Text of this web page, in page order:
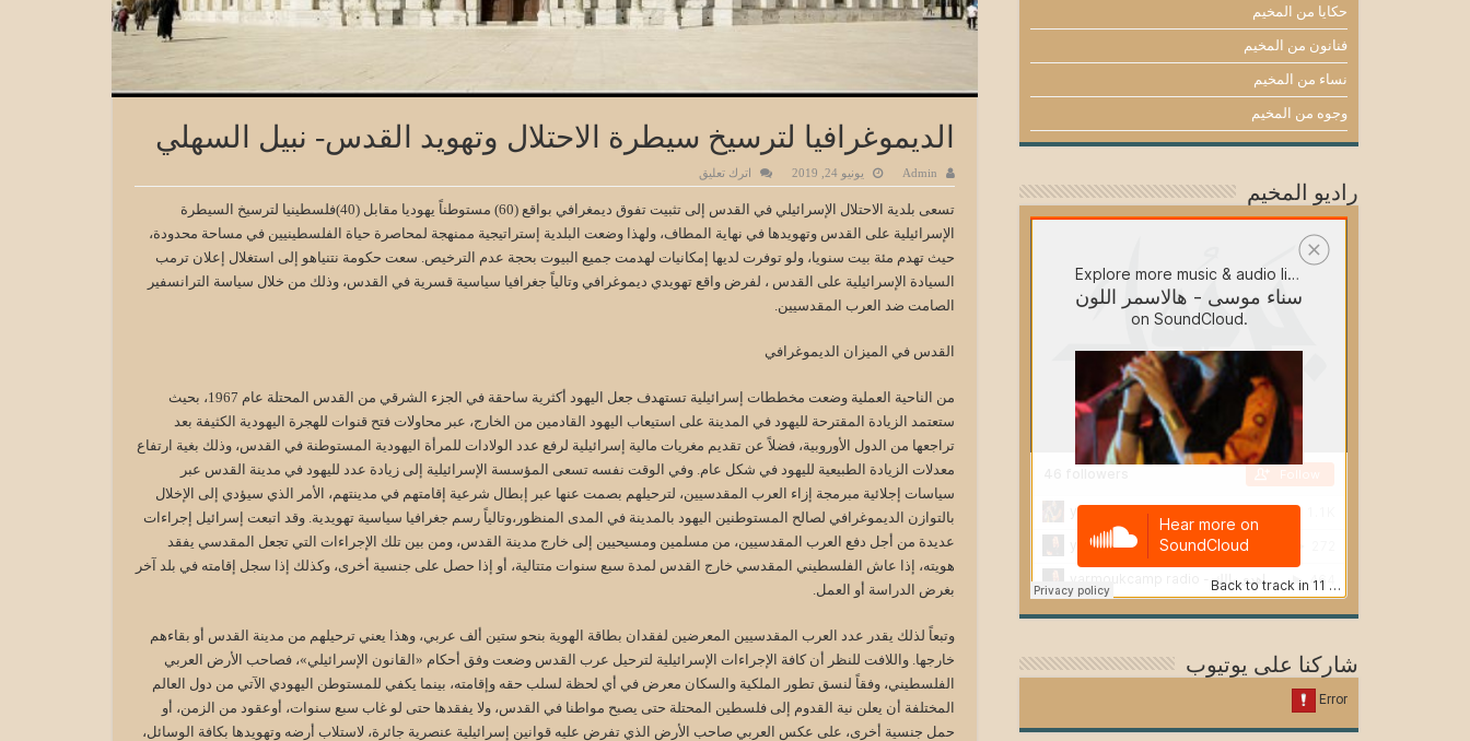
الديموغرافيا لترسيخ سيطرة الاحتلال وتهويد القدس- نبيل السهلي
Admin يونيو 24, 2019 اترك تعليق
تسعى بلدية الاحتلال الإسرائيلي في القدس إلى تثبيت تفوق ديمغرافي بواقع (60) مستوطناً يهوديا مقابل (40)فلسطينيا لترسيخ السيطرة
الإسرائيلية على القدس وتهويدها في نهاية المطاف، ولهذا وضعت البلدية إستراتيجية ممنهجة لمحاصرة حياة الفلسطينيين في مساحة محدودة،
حيث تهدم مئة بيت سنويا، ولو توفرت لديها إمكانيات لهدمت جميع البيوت بحجة عدم الترخيص. سعت حكومة نتنياهو إلى استغلال إعلان ترمب
السيادة الإسرائيلية على القدس ، لفرض واقع تهويدي ديموغرافي وتالياً جغرافيا سياسية قسرية في القدس، وذلك من خلال سياسة الترانسفير
الصامت ضد العرب المقدسيين.
القدس في الميزان الديموغرافي
من الناحية العملية وضعت مخططات إسرائيلية تستهدف جعل اليهود أكثرية ساحقة في الجزء الشرقي من القدس المحتلة عام 1967، بحيث
ستعتمد الزيادة المقترحة لليهود في المدينة على استيعاب اليهود القادمين من الخارج، عبر محاولات فتح قنوات للهجرة اليهودية الكثيفة بعد
تراجعها من الدول الأوروبية، فضلاً عن تقديم مغريات مالية إسرائيلية لرفع عدد الولادات للمرأة اليهودية المستوطنة في القدس، وذلك بغية ارتفاع
معدلات الزيادة الطبيعية لليهود في شكل عام. وفي الوقت نفسه تسعى المؤسسة الإسرائيلية إلى زيادة عدد لليهود في مدينة القدس عبر
سياسات إجلائية مبرمجة إزاء العرب المقدسيين، لترحيلهم بصمت عنها عبر إبطال شرعية إقامتهم في مدينتهم، الأمر الذي سيؤدي إلى الإخلال
بالتوازن الديموغرافي لصالح المستوطنين اليهود بالمدينة في المدى المنظور،وتالياً رسم جغرافيا سياسية تهويدية. وقد اتبعت إسرائيل إجراءات
عديدة من أجل دفع العرب المقدسيين، من مسلمين ومسيحيين إلى خارج مدينة القدس، ومن بين تلك الإجراءات التي تجعل المقدسي يفقد
هويته، إذا عاش الفلسطيني المقدسي خارج القدس لمدة سبع سنوات متتالية، أو إذا حصل على جنسية أخرى، وكذلك إذا سجل إقامته في بلد آخر
بغرض الدراسة أو العمل.
وتبعاً لذلك يقدر عدد العرب المقدسيين المعرضين لفقدان بطاقة الهوية بنحو ستين ألف عربي، وهذا يعني ترحيلهم من مدينة القدس أو بقاءهم
خارجها. واللافت للنظر أن كافة الإجراءات الإسرائيلية لترحيل عرب القدس وضعت وفق أحكام «القانون الإسرائيلي»، فصاحب الأرض العربي
الفلسطيني، وفقاً لنسق تطور الملكية والسكان معرض في أي لحظة لسلب حقه وإقامته، بينما يكفي للمستوطن اليهودي الآتي من دول العالم
المختلفة أن يعلن نية القدوم إلى فلسطين المحتلة حتى يصبح مواطنا في القدس، ولا يفقدها حتى لو غاب سبع سنوات، أوعقود من الزمن، أو
حمل جنسية أخرى، على عكس العربي صاحب الأرض الذي تفرض عليه قوانين إسرائيلية عنصرية جائرة، لاستلاب أرضه وتهويدها بكافة الوسائل،
حكايا من المخيم
فنانون من المخيم
نساء من المخيم
وجوه من المخيم
راديو المخيم
شاركنا على يوتيوب